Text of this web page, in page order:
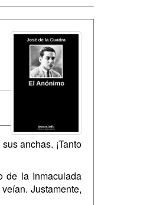
anchas. ¡Tanto
de la Inmaculada
Justamente,